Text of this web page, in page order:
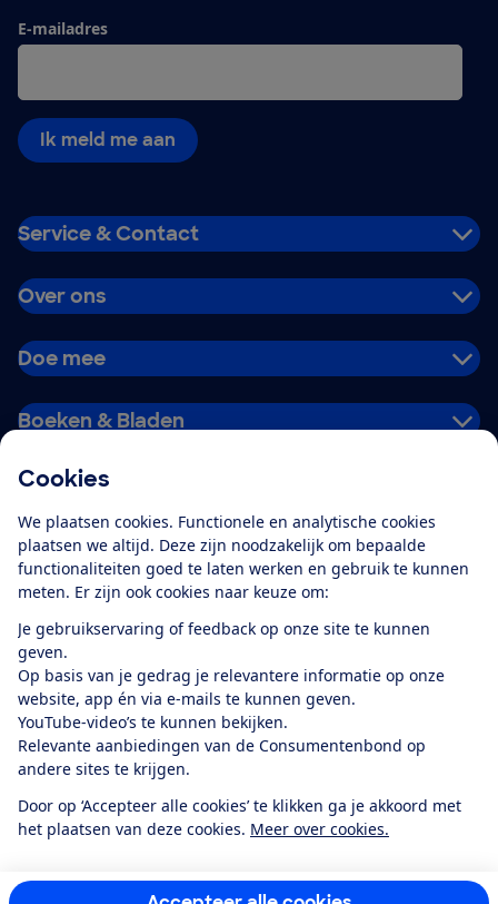
Cookies
We plaatsen cookies. Functionele en analytische cookies
plaatsen we altijd. Deze zijn noodzakelijk om bepaalde
functionaliteiten goed te laten werken en gebruik te kunnen
meten. Er zijn ook cookies naar keuze om:
Je gebruikservaring of feedback op onze site te kunnen
geven.
Op basis van je gedrag je relevantere informatie op onze
website, app én via e-mails te kunnen geven.
YouTube-video’s te kunnen bekijken.
Relevante aanbiedingen van de Consumentenbond op
andere sites te krijgen.
Door op ‘Accepteer alle cookies’ te klikken ga je akkoord met
het plaatsen van deze cookies. Meer over cookies.
E-mailadres
Ik meld me aan
Service & Contact
Over ons
Doe mee
Boeken & Bladen
Alles over de
app
Algemene Voorwaarden
Privacyverklaring
Cookiebeleid
Privacyvoorkeuren
Toegankelijkheid
RSS-feed nieuws
Facebook
TwitterInstagram
YoutubeLinkedIn
12.901consumentenbeoordelen de Consumentenbondmet gemiddeld